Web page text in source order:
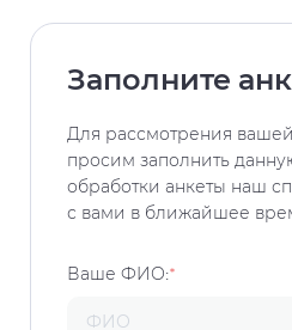
Заполните
Для рассмотрения
просим заполнить
обработки анкеты наш
с вами в ближайшее
Ваше ФИО:*